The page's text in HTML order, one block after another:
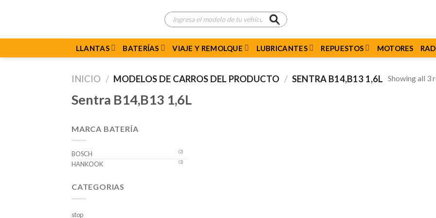
Búsqueda
de
productos
LLANTAS BATERÍAS VIAJE Y REMOLQUE LUBRICANTES REPUESTOS MOTORES
INICIO / MODELOS DE CARROS DEL PRODUCTO / SENTRA B14,B13 1,6L Showing all 3
Sentra B14,B13 1,6L
MARCA BATERÍA
BOSCH (2)
HANKOOK (1)
CATEGORIAS
stop